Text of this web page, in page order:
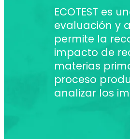
ECOTEST es
evaluación y
permite la
impacto de
materias
proceso
analizar los